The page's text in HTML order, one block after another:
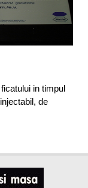
in timpul
de